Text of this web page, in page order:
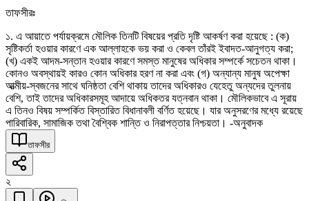
তাফসীরঃ
১. এ আয়াতে পর্যায়ক্রমে মৌলিক তিনটি বিষয়ের প্রতি দৃষ্টি আকর্ষণ করা হয়েছে : (ক)
সৃষ্টিকর্তা হওয়ার কারণে এক আল্লাহকে ভয় করা ও কেবল তাঁরই ইবাদত-আনুগত্য করা;
(খ) একই আদম-সন্তান হওয়ার কারণে সমস্ত মানুষের অধিকার সম্পর্কে সচেতন থাকা।
কোনও অবস্থায়ই কারও কোন অধিকার হরণ না করা এবং (গ) অন্যান্য মানুষ অপেক্ষা
আত্মীয়-স্বজনের সাথে ঘনিষ্ঠতা বেশি থাকায় তাদের অধিকারও যেহেতু অন্যদের তুলনায়
বেশি, তাই তাদের অধিকারসমূহ আদায়ে অধিকতর যত্নবান থাকা। মৌলিকভাবে এ সূরায়
এ তিনও বিষয় সম্পর্কিত বিস্তারিত বিধানাবলী বর্ণিত হয়েছে। যার অনুসরণের মধ্যে রয়েছে
পারিবারিক, সামাজিক তথা বৈশ্বিক শান্তি ও নিরাপত্তার নিশ্চয়তা। -অনুবাদক
তাফসীর
২